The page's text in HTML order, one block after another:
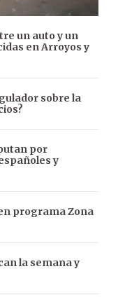
un auto y un
en Arroyos y
sobre la
por
y
programa Zona
la semana y